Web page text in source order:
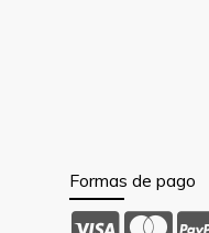
Formas de pago